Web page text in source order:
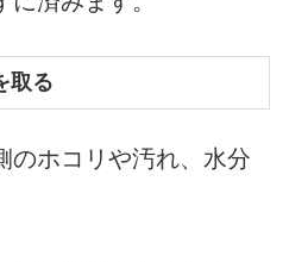
取る
のホコリや汚れ、水分